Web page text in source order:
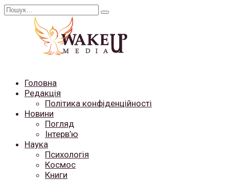
Перейти
Search
Головна
Редакція
Політика конфіденційності
Новини
Погляд
Інтерв’ю
Наука
Психологія
Космос
Книги